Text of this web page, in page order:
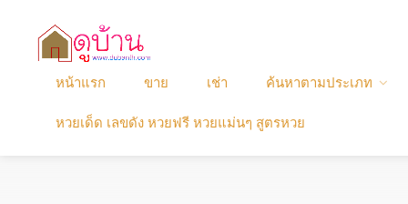
หน้าแรก ขาย เช่า ค้นหาตามประเภท
หวยเด็ด เลขดัง หวยฟรี หวยแม่นๆ สูตรหวย